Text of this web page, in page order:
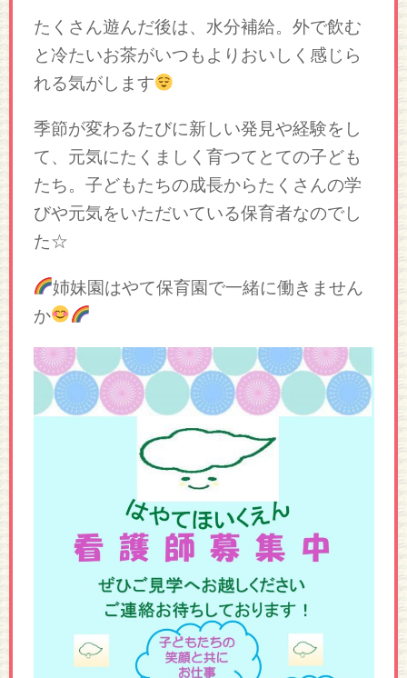
たくさん遊んだ後は、水分補給。外で飲む
と冷たいお茶がいつもよりおいしく感じら
れる気がします
季節が変わるたびに新しい発見や経験をし
て、元気にたくましく育つてとての子ども
たち。子どもたちの成長からたくさんの学
びや元気をいただいている保育者なのでし
た☆
姉妹園はやて保育園で一緒に働きません
か